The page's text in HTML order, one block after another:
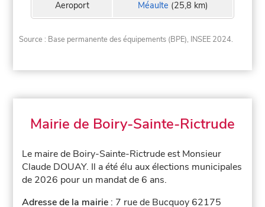
Aeroport Méaulte (25,8 km)
Source : Base permanente des équipements (BPE), INSEE 2024.
Mairie de Boiry-Sainte-Rictrude
Le maire de Boiry-Sainte-Rictrude est Monsieur
Claude DOUAY. Il a été élu aux élections municipales
de 2026 pour un mandat de 6 ans.
Adresse de la mairie : 7 rue de Bucquoy 62175